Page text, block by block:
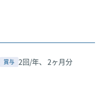
賞与 2回/年、 2ヶ月分